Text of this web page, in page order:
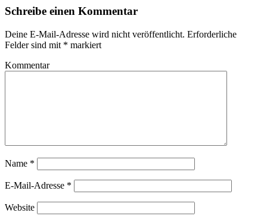
Schreibe einen Kommentar
Deine E-Mail-Adresse wird nicht veröffentlicht. Erforderliche
Felder sind mit * markiert
Kommentar
Name *
E-Mail-Adresse *
Website